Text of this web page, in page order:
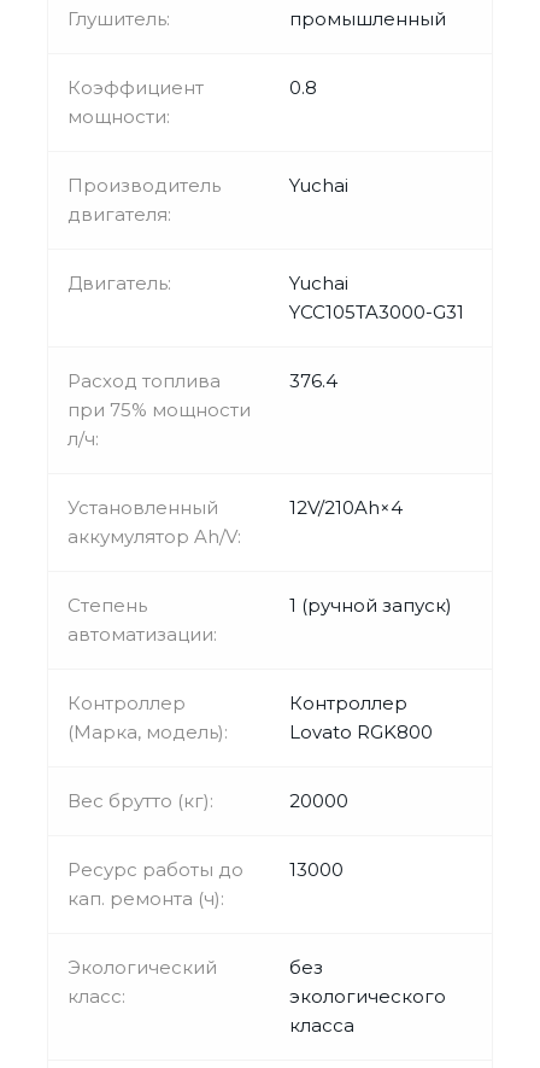
Глушитель: промышленный
Коэффициент
мощности:
0.8
Производитель
двигателя:
Yuchai
Двигатель:
Yuchai
YCC105TA3000-G31
Расход топлива
при 75% мощности
л/ч:
376.4
Установленный
аккумулятор Ah/V:
12V/210Ah×4
Степень
автоматизации:
1 (ручной запуск)
Контроллер
(Марка, модель):
Контроллер
Lovato RGK800
Вес брутто (кг): 20000
Ресурс работы до
кап. ремонта (ч):
13000
Экологический
класс:
без
экологического
класса